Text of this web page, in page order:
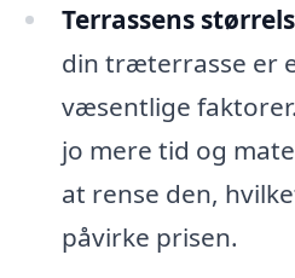
Terrassens
din træterrasse er
væsentlige
jo mere tid og
at rense den,
påvirke prisen.